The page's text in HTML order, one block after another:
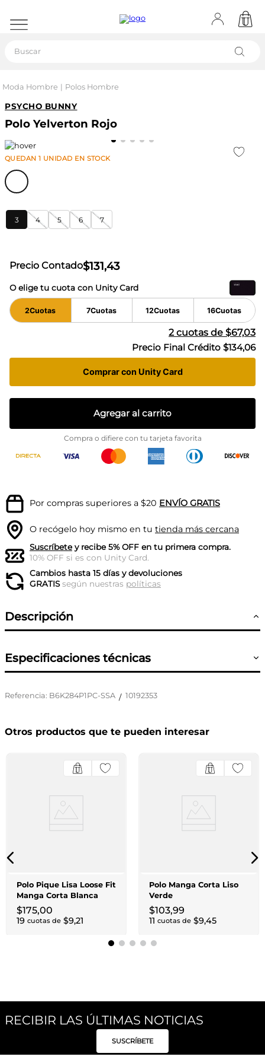
Moda Hombre Polos Hombre
PSYCHO BUNNY
Polo Yelverton Rojo
QUEDAN1 UNIDAD EN STOCK
3 4 5 6 7
Precio Contado$131,43
O elige tu cuota con Unity Card
2Cuotas 7Cuotas 12Cuotas 16Cuotas
2cuotas de $67,03
Precio Final Crédito $134,06
Comprar con Unity Card
Agregar al carrito
Compra o difiere con tu tarjeta favorita
Por compras superiores a $20 ENVÍO GRATIS
O recógelo hoy mismo en tu tienda más cercana
Suscríbetey recibe 5% OFF en tu primera compra.
10% OFF si es con Unity Card.
Cambios hasta 15 días y devoluciones
GRATISsegún nuestras políticas
Descripción
Especificaciones técnicas
Referencia: B6K284P1PC-SSA / 10192353
Otros productos que te pueden interesar
Polo Pique Lisa Loose Fit
Manga Corta Blanca
$175,00
19 cuotas de $9,21
Polo Manga Corta Liso
Verde
$103,99
11 cuotas de $9,45
RECIBIR LAS ÚLTIMAS NOTICIAS
SUSCRÍBETE